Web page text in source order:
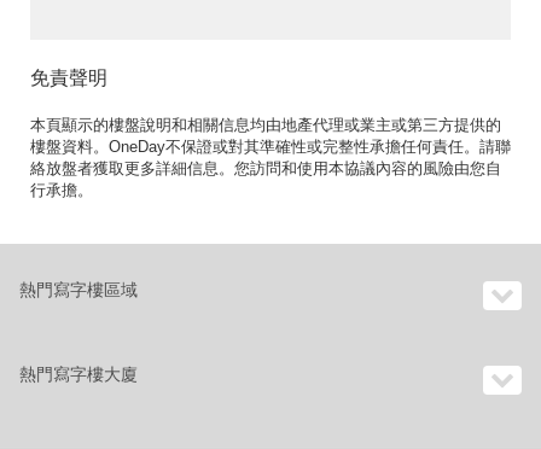
免責聲明
本頁顯示的樓盤說明和相關信息均由地產代理或業主或第三方提供的
樓盤資料。OneDay不保證或對其準確性或完整性承擔任何責任。請聯
絡放盤者獲取更多詳細信息。您訪問和使用本協議內容的風險由您自
行承擔。
熱門寫字樓區域
熱門寫字樓大廈